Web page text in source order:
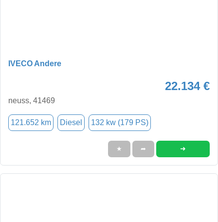
IVECO Andere
22.134 €
neuss, 41469
121.652 km Diesel 132 kw (179 PS)
★ ➦ ➜